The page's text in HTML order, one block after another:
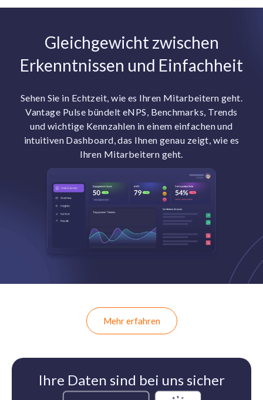
Gleichgewicht zwischen
Erkenntnissen und Einfachheit
Sehen Sie in Echtzeit, wie es Ihren Mitarbeitern geht.
Vantage Pulse bündelt eNPS, Benchmarks, Trends
und wichtige Kennzahlen in einem einfachen und
intuitiven Dashboard, das Ihnen genau zeigt, wie es
Ihren Mitarbeitern geht.
Mehr erfahren
Ihre Daten sind bei uns sicher